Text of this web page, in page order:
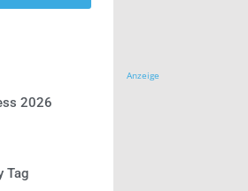
2026
Tag
Anzeige